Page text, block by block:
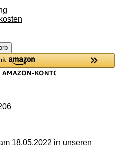
18.05.2022 in unseren